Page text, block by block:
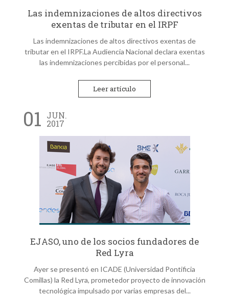
Las indemnizaciones de altos directivos
exentas de tributar en el IRPF
Las indemnizaciones de altos directivos exentas de
tributar en el IRPF.La Audiencia Nacional declara exentas
las indemnizaciones percibidas por el personal...
Leer artículo
01 JUN.
2017
EJASO, uno de los socios fundadores de
Red Lyra
Ayer se presentó en ICADE (Universidad Pontificia
Comillas) la Red Lyra, prometedor proyecto de innovación
tecnológica impulsado por varias empresas del...